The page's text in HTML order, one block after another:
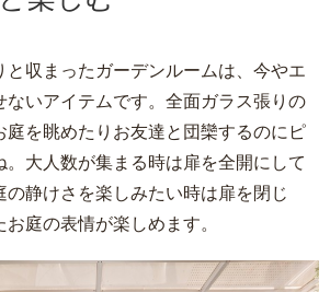
収まったガーデンルームは、今やエ
ないアイテムです。全面ガラス張りの
庭を眺めたりお友達と団欒するのにピ
。大人数が集まる時は扉を全開にして
静けさを楽しみたい時は扉を閉じ
庭の表情が楽しめます。